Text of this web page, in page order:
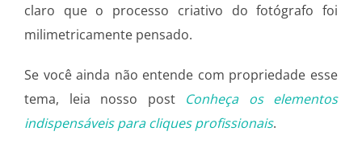
claro que o processo criativo do fotógrafo foi
milimetricamente pensado.
Se você ainda não entende com propriedade esse
tema, leia nosso post Conheça os elementos
indispensáveis para cliques profissionais.